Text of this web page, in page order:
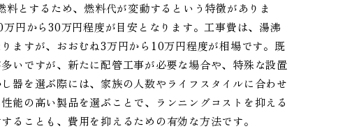
とするため、燃料代が変動するという特徴がありま
円から30万円程度が目安となります。工事費は、湯沸
ますが、おおむね3万円から10万円程度が相場です。既
いですが、新たに配管工事が必要な場合や、特殊な設置
器を選ぶ際には、家族の人数やライフスタイルに合わせ
能の高い製品を選ぶことで、ランニングコストを抑える
ることも、費用を抑えるための有効な方法です。